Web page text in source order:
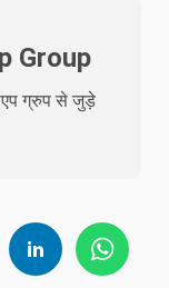
Group
ग्रुप से जुड़े